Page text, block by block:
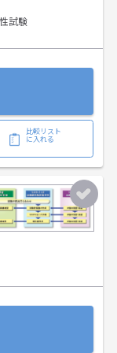
試験
比較リスト
に入れる